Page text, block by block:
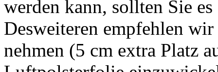
werden kann, sollten Sie
Desweiteren empfehlen
nehmen (5 cm extra Platz